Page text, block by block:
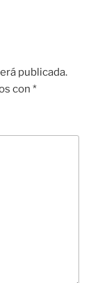
publicada.
con *